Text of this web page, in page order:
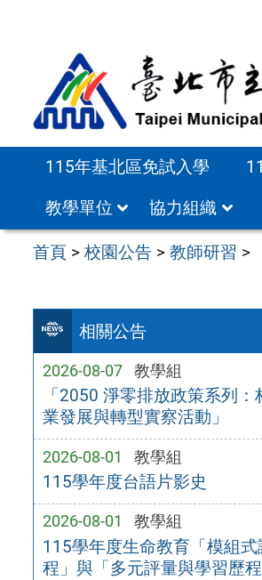
115年基北區免試入學
教學單位
協力組織
首頁 >校園公告 >教師研習 >
相關公告
2026-08-07 教學組
「2050 淨零排放政策系列：
業發展與轉型實察活動」
2026-08-01 教學組
115學年度台語片影史
2026-08-01 教學組
115學年度生命教育「模組式
程」與「多元評量與學習歷